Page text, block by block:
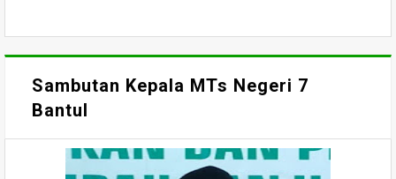
Sambutan Kepala MTs Negeri 7
Bantul